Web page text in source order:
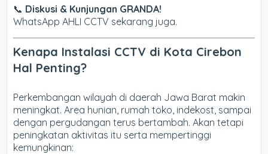
📞 Diskusi & Kunjungan GRANDA!
WhatsApp AHLI CCTV sekarang juga.
Kenapa Instalasi CCTV di Kota Cirebon
Hal Penting?
Perkembangan wilayah di daerah Jawa Barat makin
meningkat. Area hunian, rumah toko, indekost, sampai
dengan pergudangan terus bertambah. Akan tetapi
peningkatan aktivitas itu serta mempertinggi
kemungkinan: